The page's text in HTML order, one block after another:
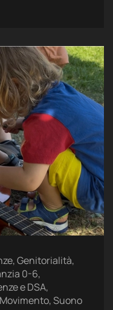
Genitorialità,
0-6,
e DSA,
Suono